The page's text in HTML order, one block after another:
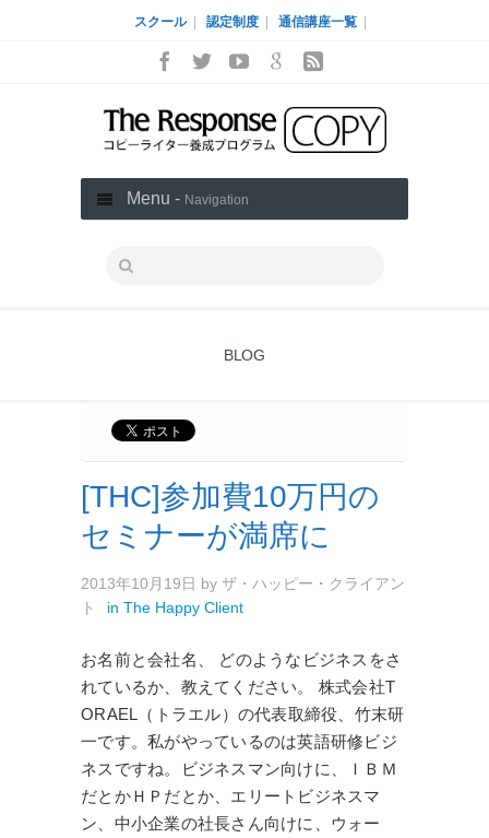
スクール 認定制度 通信講座一覧
Menu - Navigation
BLOG
[THC]参加費10万円の
セミナーが満席に
2013年10月19日 by ザ・ハッピー・クライアン
ト
in The Happy Client
お名前と会社名、 どのようなビジネスをさ
れているか、教えてください。 株式会社T
ORAEL（トラエル）の代表取締役、竹末研
一です。私がやっているのは英語研修ビジ
ネスですね。ビジネスマン向けに、ＩＢＭ
だとかＨＰだとか、エリートビジネスマ
ン、中小企業の社長さん向けに、ウォー